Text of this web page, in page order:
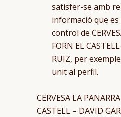
satisfer-se amb
informació que
control de
FORN EL
RUIZ, per
unit al perfil.
CERVESA LA
CASTELL – DAVID